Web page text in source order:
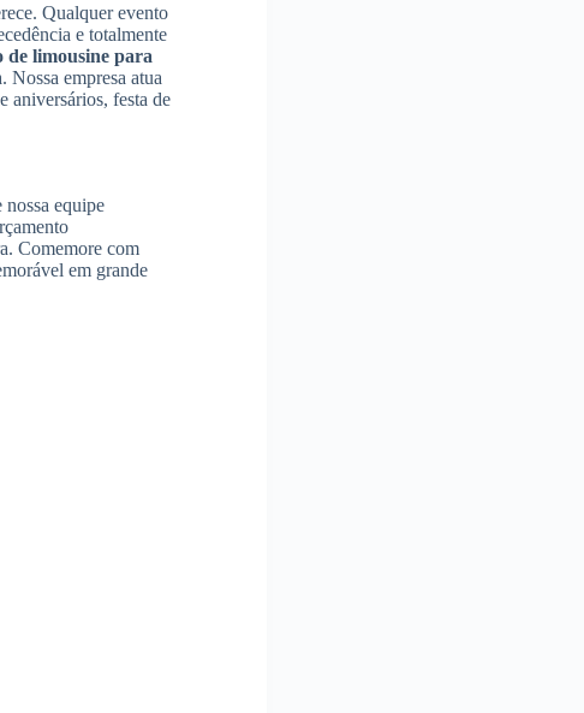
Qualquer evento
e totalmente
de limousine para
empresa atua
aniversários, festa de
nossa equipe
Comemore com
em grande